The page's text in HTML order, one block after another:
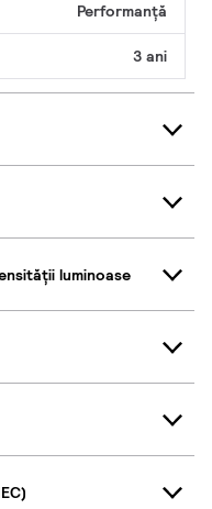
Performanță
3 ani
luminoase